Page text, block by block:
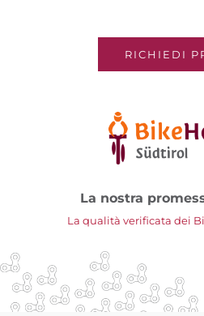
RICHIEDI
La nostra
La qualità verificata dei